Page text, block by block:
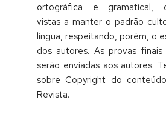
ortográfica e gramatical,
vistas a manter o padrão
língua, respeitando, porém, o
dos autores. As provas finais
serão enviadas aos autores.
sobre Copyright do
Revista.